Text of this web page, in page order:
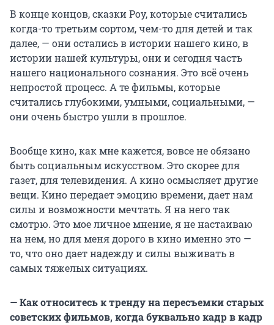
В конце концов, сказки Роу, которые считались
когда-то третьим сортом, чем-то для детей и так
далее, — они остались в истории нашего кино, в
истории нашей культуры, они и сегодня часть
нашего национального сознания. Это всё очень
непростой процесс. А те фильмы, которые
считались глубокими, умными, социальными, —
они очень быстро ушли в прошлое.
Вообще кино, как мне кажется, вовсе не обязано
быть социальным искусством. Это скорее для
газет, для телевидения. А кино осмысляет другие
вещи. Кино передает эмоцию времени, дает нам
силы и возможности мечтать. Я на него так
смотрю. Это мое личное мнение, я не настаиваю
на нем, но для меня дорого в кино именно это —
то, что оно дает надежду и силы выживать в
самых тяжелых ситуациях.
— Как относитесь к тренду на пересъемки старых
советских фильмов, когда буквально кадр в кадр